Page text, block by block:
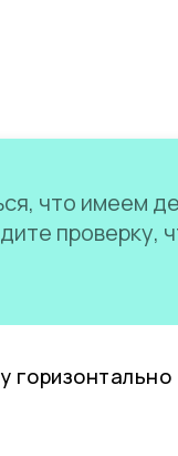
что имеем
проверку,
горизонтально